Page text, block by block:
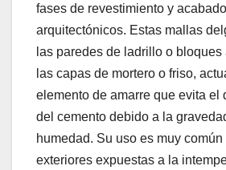
fases de revestimiento y
arquitectónicos. Estas mallas
las paredes de ladrillo o
las capas de mortero o friso,
elemento de amarre que evita el
del cemento debido a la
humedad. Su uso es muy
exteriores expuestas a la